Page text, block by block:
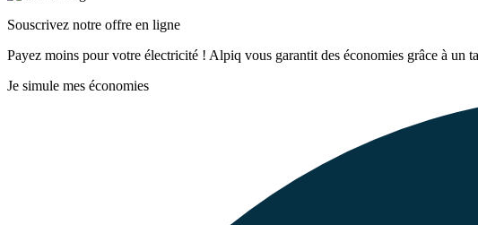
Souscrivez notre offre en ligne
Payez moins pour votre électricité ! Alpiq vous garantit des économies grâce à un
Je simule mes économies